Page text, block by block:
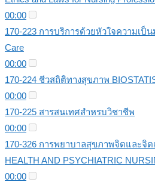
00:00
170-223 การบริการด้วยหัวใจความเป็
Care
00:00
170-224 ชีวสถิติทางสุขภาพ
00:00
170-225 สารสนเทศสำหรบวิชาชีพ
00:00
170-326 การพยาบาลสุขภาพจิตและจิต
HEALTH AND PSYCHIATRIC
00:00